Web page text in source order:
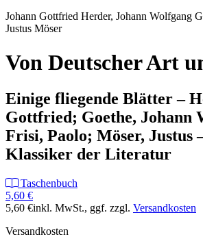
Johann Gottfried Herder, Johann Wolfgang
Justus Möser
Von Deutscher Art
Einige fliegende Blätter –
Gottfried; Goethe, Johann
Frisi, Paolo; Möser, Justus
Klassiker der Literatur
Taschenbuch
5,60 €
5,60 €inkl. MwSt., ggf. zzgl. Versandkosten
Versandkosten